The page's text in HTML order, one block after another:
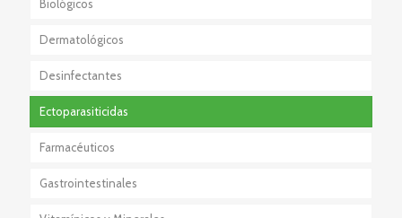
No Esteroidales
Externos
Internos
Externos + Internos
Biológicos
Dermatológicos
Desinfectantes
Ectoparasiticidas
Farmacéuticos
Anestésico-Sedante
Gastrointestinales